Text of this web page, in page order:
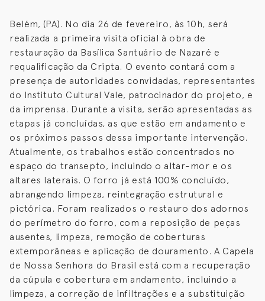
Belém, (PA). No dia 26 de fevereiro, às 10h, será
realizada a primeira visita oficial à obra de
restauração da Basílica Santuário de Nazaré e
requalificação da Cripta. O evento contará com a
presença de autoridades convidadas, representantes
do Instituto Cultural Vale, patrocinador do projeto, e
da imprensa. Durante a visita, serão apresentadas as
etapas já concluídas, as que estão em andamento e
os próximos passos dessa importante intervenção.
Atualmente, os trabalhos estão concentrados no
espaço do transepto, incluindo o altar-mor e os
altares laterais. O forro já está 100% concluído,
abrangendo limpeza, reintegração estrutural e
pictórica. Foram realizados o restauro dos adornos
do perímetro do forro, com a reposição de peças
ausentes, limpeza, remoção de coberturas
extemporâneas e aplicação de douramento. A Capela
de Nossa Senhora do Brasil está com a recuperação
da cúpula e cobertura em andamento, incluindo a
limpeza, a correção de infiltrações e a substituição